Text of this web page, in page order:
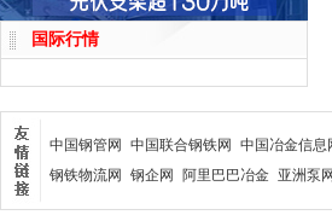
国际行情
中国钢管网 中国联合钢铁网 中国冶金信息
钢铁物流网
钢企网 阿里巴巴冶金 亚洲泵网